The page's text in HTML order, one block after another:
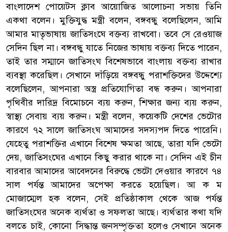
বাংলাদেশ পোয়েটস ক্লাব আয়োজিত আলোচনা সভায় তিনি
একথা বলেন। মুক্তিযুদ্ধ মন্ত্রী বলেন, বঙ্গবন্ধু বলেছিলেন, আমি
আমার মাতৃভাষায় জাতিসংঘে বক্তব্য রাখবো। তবে সে রেওয়াজ
সেদিন ছিল না। বঙ্গবন্ধু যাতে নিজের ভাষায় বক্তব্য দিতে পারেন,
তাই তার সম্মানে জাতিসংঘ বিশেষভাবে বাংলায় বক্তব্য রাখার
ব্যবস্থা করেছিল। সেখানে দাঁড়িয়ে বঙ্গবন্ধু পরাশক্তিদের উদ্দেশ্যে
বলেছিলেন, আপনারা অস্ত্র প্রতিযোগিতা বন্ধ করুন। আপনারা
পৃথিবীর দারিদ্র বিমোচনে ব্যয় করুন, শিক্ষার জন্য ব্যয় করুন,
স্বাস্থ্য সেবায় ব্যয় করুন। মন্ত্রী বলেন, কয়েকটি দেশের ভেটোর
কারণে ৭২ সালে জাতিসংঘ আমাদের সদস্যপদ দিতে পারেনি।
যেহেতু পরাশক্তির এখানে বিশেষ ক্ষমতা আছে, তারা যদি ভেটো
দেয়, জাতিসংঘের এখানে কিছু করার থাকে না। সেদিন এই চীন
বারবার আমাদের আবেদনের বিরুদ্ধে ভেটো দেওয়ার কারণে ৭৪
সাল পর্যন্ত আমাদের অপেক্ষা করতে হয়েছিল। আ ক ম
মোজাম্মেল হক বলেন, সেই প্রতিষ্ঠাকাল থেকে আজ পর্যন্ত
জাতিসংঘের অনেক ব্যর্থতা ও সফলতা আছে। ব্যর্থতার কথা যদি
বলতে চাই, কোনো সিদ্ধান্ত জনসম্পৃক্ততা হলেও সেখানে অনেক